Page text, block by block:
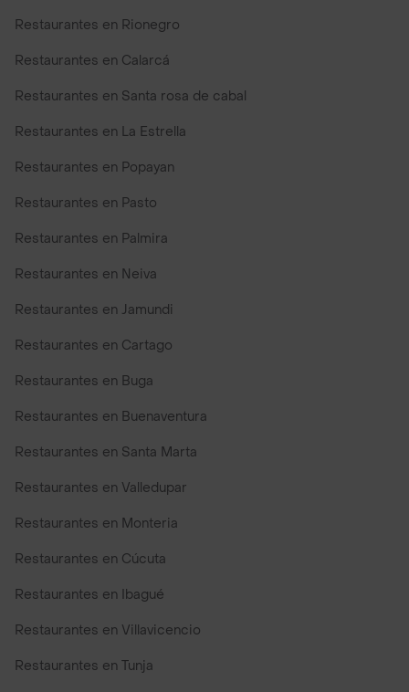
Restaurantes en Rionegro
Restaurantes en Calarcá
Restaurantes en Santa rosa de cabal
Restaurantes en La Estrella
Restaurantes en Popayan
Restaurantes en Pasto
Restaurantes en Palmira
Restaurantes en Neiva
Restaurantes en Jamundi
Restaurantes en Cartago
Restaurantes en Buga
Restaurantes en Buenaventura
Restaurantes en Santa Marta
Restaurantes en Valledupar
Restaurantes en Monteria
Restaurantes en Cúcuta
Restaurantes en Ibagué
Restaurantes en Villavicencio
Restaurantes en Tunja